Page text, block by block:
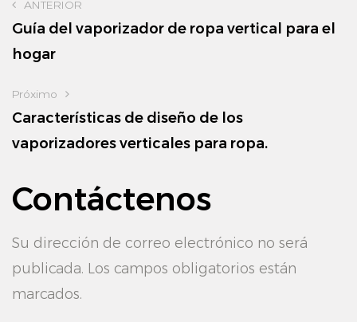
ANTERIOR
Guía del vaporizador de ropa vertical para el
hogar
Próximo
Características de diseño de los
vaporizadores verticales para ropa.
Contáctenos
Su dirección de correo electrónico no será
publicada. Los campos obligatorios están
marcados.